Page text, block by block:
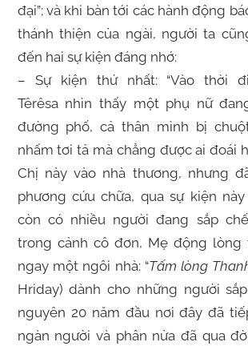
đại”; và khi bàn tới các hành động
thánh thiện của ngài, người ta
đến hai sự kiện đáng nhớ:
– Sự kiện thứ nhất: “Vào thời
Têrêsa nhìn thấy một phụ nữ
đường phố, cả thân mình bị
nhấm tơi tả mà chẳng được ai đoái
Chị này vào nhà thương, nhưng
phương cứu chữa, qua sự kiện
còn có nhiều người đang sắp
trong cảnh cô đơn, Mẹ động lòng
ngay một ngôi nhà: “Tấm lòng
Hriday) dành cho những người
nguyên 20 năm đầu nơi đây đã
ngàn người và phân nửa đã qua